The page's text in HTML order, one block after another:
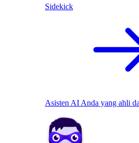
Sidekick
Asisten AI Anda yang ahli